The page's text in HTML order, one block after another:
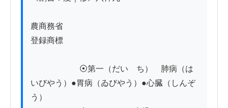
農商務省
登録商標
⦿第一（だいゝち）　肺病（は
いびやう）●胃病（ゐびやう）●心臓（しんぞ
う）